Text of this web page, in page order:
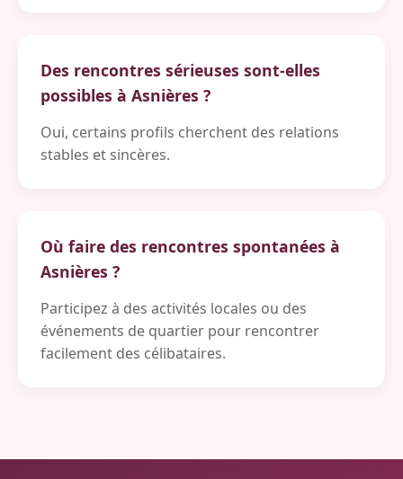
Des rencontres sérieuses sont-elles
possibles à Asnières ?
Oui, certains profils cherchent des relations
stables et sincères.
Où faire des rencontres spontanées à
Asnières ?
Participez à des activités locales ou des
événements de quartier pour rencontrer
facilement des célibataires.